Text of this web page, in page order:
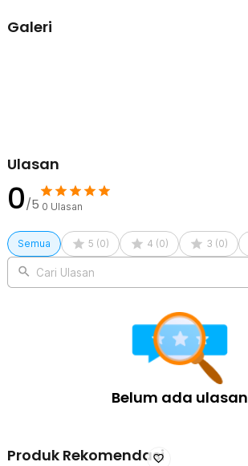
Galeri
Ulasan
0/5 0 Ulasan
Semua 5 (0) 4 (0) 3 (0)
Cari Ulasan
Belum ada ulasan
Produk Rekomendasi